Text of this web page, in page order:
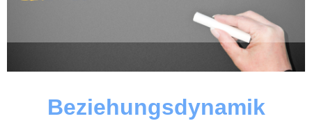
Beziehungsdynamik